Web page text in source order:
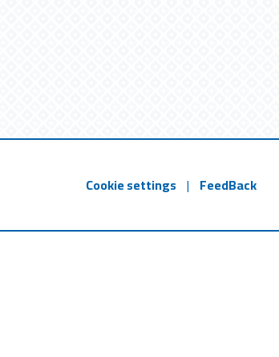
Cookie settings | FeedBack